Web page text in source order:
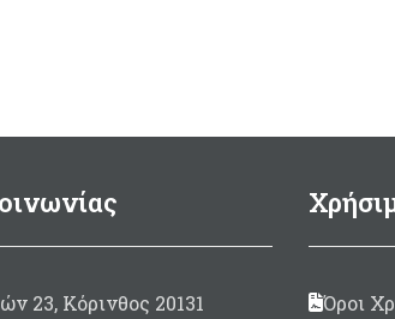
23, Κόρινθος 20131 Όροι